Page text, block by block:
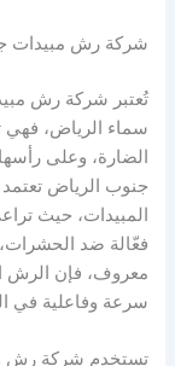
شركة رش مبيدات
تُعتبر شركة رش
سماء الرياض، فهي
الضارة، وعلى
جنوب الرياض
المبيدات، حيث
فعّالة ضد الحشرات،
معروف، فإن الرش
سرعة وفاعلية في
تستخدم شركة رش